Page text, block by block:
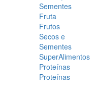
Sementes
Fruta
Frutos
Secos e
Sementes
SuperAlimentos
Proteínas
Proteínas